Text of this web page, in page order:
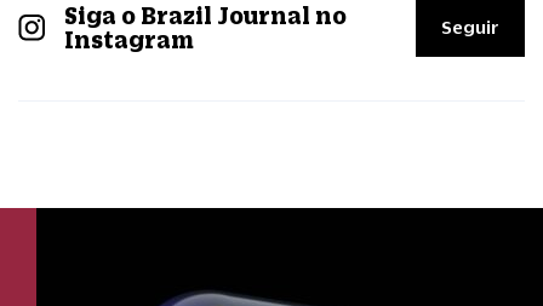
Siga o Brazil Journal no
Instagram
Seguir